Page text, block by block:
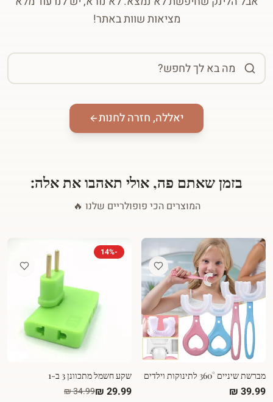
מציאות שוות באתר!
יאללה, חזרה לחנות
בזמן שאתם פה, אולי תאהבו את אלה:
המוצרים הכי פופולריים שלנו 🔥
מברשת שיניים 360° לתינוקות וילדים
-
14%
שקע חשמל מתכוונן 3 ב-1